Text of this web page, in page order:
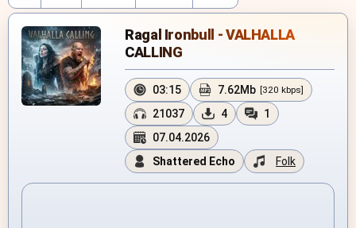
Ragal Ironbull - VALHALLA
CALLING
03:15 7.62Mb [320 kbps]
21037 4
1
07.04.2026
Shattered Echo
Folk